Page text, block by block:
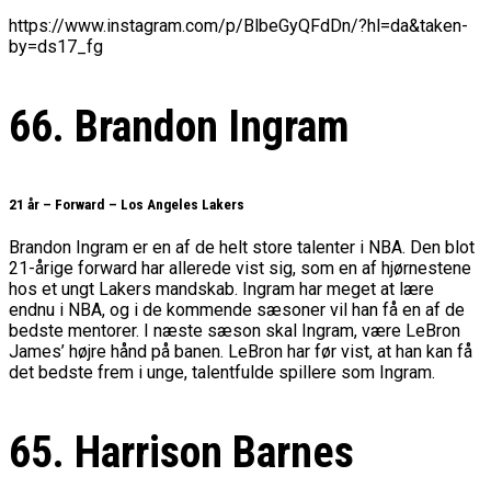
https://www.instagram.com/p/BlbeGyQFdDn/?hl=da&taken-
by=ds17_fg
66. Brandon Ingram
21 år – Forward – Los Angeles Lakers
Brandon Ingram er en af de helt store talenter i NBA. Den blot
21-årige forward har allerede vist sig, som en af hjørnestene
hos et ungt Lakers mandskab. Ingram har meget at lære
endnu i NBA, og i de kommende sæsoner vil han få en af de
bedste mentorer. I næste sæson skal Ingram, være LeBron
James’ højre hånd på banen. LeBron har før vist, at han kan få
det bedste frem i unge, talentfulde spillere som Ingram.
65. Harrison Barnes